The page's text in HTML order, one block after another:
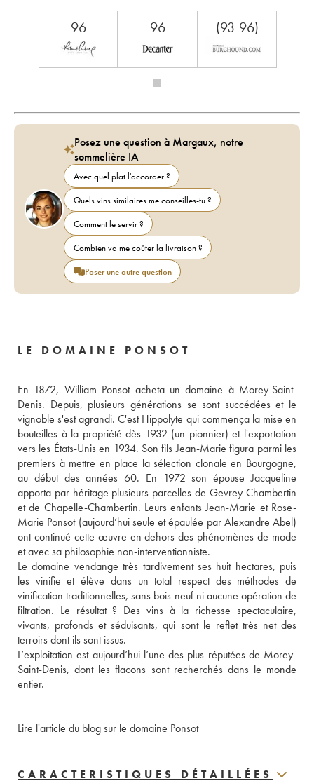
96 96 (93-96)
Posez une question à Margaux, notre
sommelière IA
Avec quel plat l'accorder ?
Quels vins similaires me conseilles-tu ?
Comment le servir ?
Combien va me coûter la livraison ?
Poser une autre question
LE DOMAINE PONSOT
En 1872, William Ponsot acheta un domaine à Morey-Saint-
Denis. Depuis, plusieurs générations se sont succédées et le
vignoble s'est agrandi. C'est Hippolyte qui commença la mise en
bouteilles à la propriété dès 1932 (un pionnier) et l'exportation
vers les États-Unis en 1934. Son fils Jean-Marie figura parmi les
premiers à mettre en place la sélection clonale en Bourgogne,
au début des années 60. En 1972 son épouse Jacqueline
apporta par héritage plusieurs parcelles de Gevrey-Chambertin
et de Chapelle-Chambertin. Leurs enfants Jean-Marie et Rose-
Marie Ponsot (aujourd’hui seule et épaulée par Alexandre Abel)
ont continué cette œuvre en dehors des phénomènes de mode
et avec sa philosophie non-interventionniste.
Le domaine vendange très tardivement ses huit hectares, puis
les vinifie et élève dans un total respect des méthodes de
vinification traditionnelles, sans bois neuf ni aucune opération de
filtration. Le résultat ? Des vins à la richesse spectaculaire,
vivants, profonds et séduisants, qui sont le reflet très net des
terroirs dont ils sont issus.
L’exploitation est aujourd’hui l’une des plus réputées de Morey-
Saint-Denis, dont les flacons sont recherchés dans le monde
entier.
Lire l'article du blog sur le domaine Ponsot
CARACTERISTIQUES DÉTAILLÉES